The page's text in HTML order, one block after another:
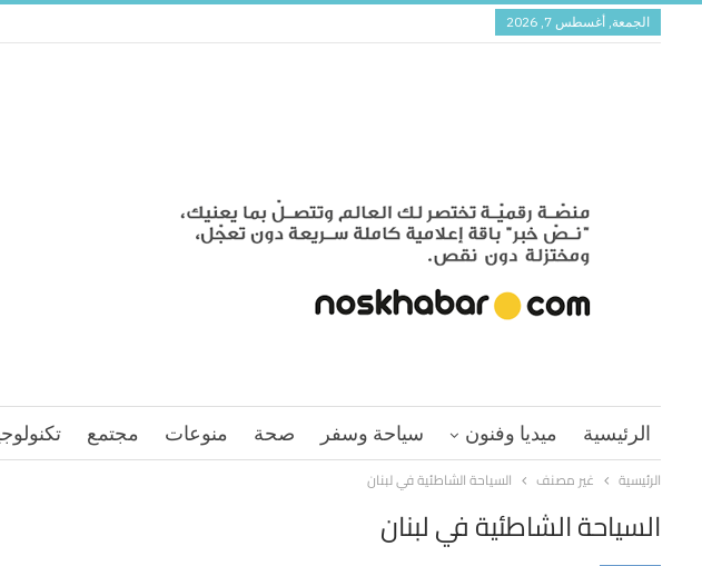
الجمعة, أغسطس 7, 2026
الرئيسية ميديا وفنون سياحة وسفر صحة منوعات مجتمع
الرئيسية
غير مصنف السياحة الشاطئية في لبنان
السياحة الشاطئية في لبنان